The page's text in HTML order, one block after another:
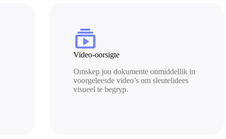
subscriptions
Video-oorsigte
Omskep jou dokumente onmiddellik in
voorgeleesde video’s om sleutelidees
visueel te begryp.